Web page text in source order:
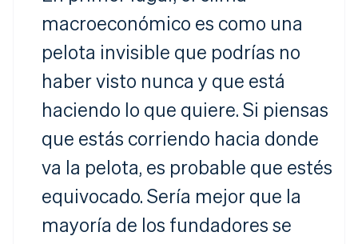
macroeconómico es como una
pelota invisible que podrías no
haber visto nunca y que está
haciendo lo que quiere. Si piensas
que estás corriendo hacia donde
va la pelota, es probable que estés
equivocado. Sería mejor que la
mayoría de los fundadores se
Alemania
DeutschEnglish
Australia